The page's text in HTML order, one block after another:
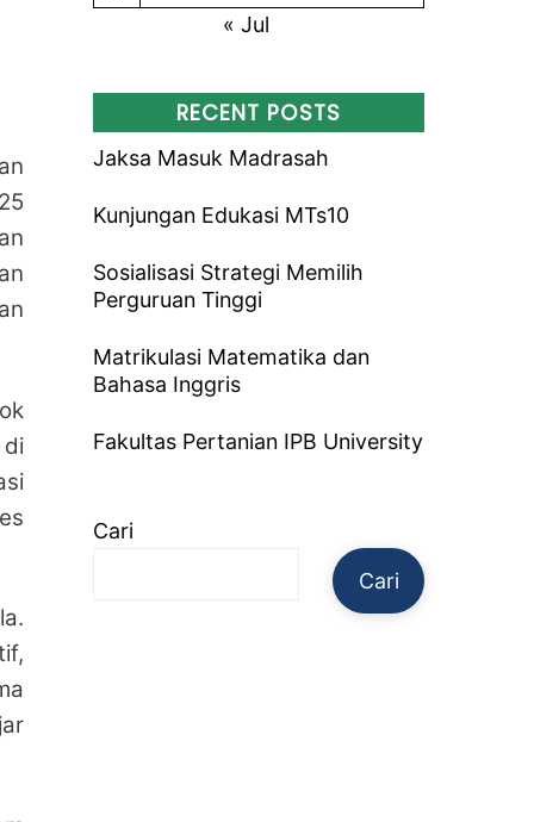
di
« Jul
RECENT POSTS
Jaksa Masuk Madrasah
Kunjungan Edukasi MTs10
Sosialisasi Strategi Memilih
Perguruan Tinggi
Matrikulasi Matematika dan
Bahasa Inggris
Fakultas Pertanian IPB University
Cari
Cari